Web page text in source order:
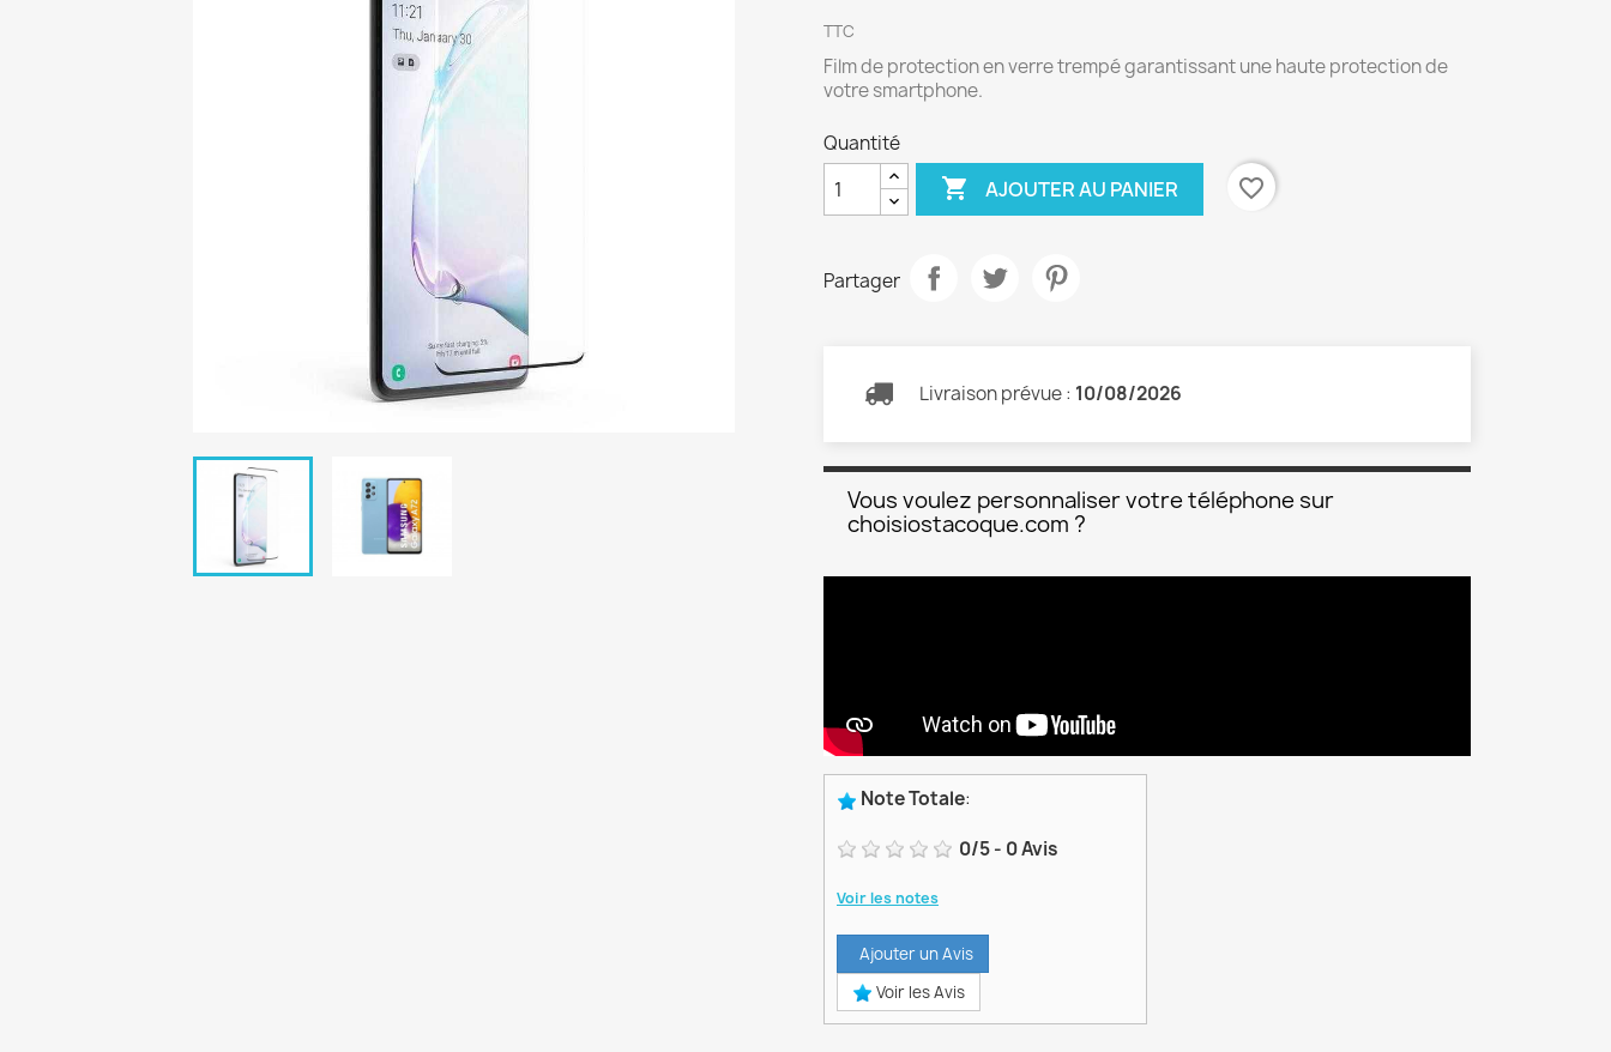
TTC
Film de protection en verre trempé garantissant une haute protection de
votre smartphone.
Quantité
 AJOUTER AU PANIER favorite_border
Partager
Livraison prévue : 10/08/2026
Vous voulez personnaliser votre téléphone sur
choisiostacoque.com ?
Note Totale:
0/5- 0Avis
Voir les notes
Ajouter un Avis
Voir les Avis